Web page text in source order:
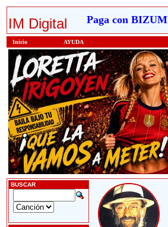
IM Digital Paga con BIZUM
Inicio AYUDA
BUSCAR